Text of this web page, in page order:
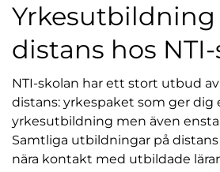
Yrkesutbildning
distans hos
NTI-skolan har ett stort utbud
distans: yrkespaket som ger
yrkesutbildning men även
Samtliga utbildningar på
nära kontakt med utbildade